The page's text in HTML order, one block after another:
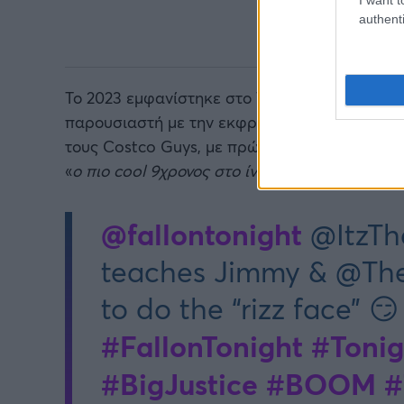
Το 2023 εμφανίστηκε στο The Tonight Show
παρουσιαστή με την εκφραστική του
τους Costco Guys, με πρώην παλαιστές, και
«ο πιο cool 9χρονος στο ίντερνετ
@fallontonight
teaches Jimmy &
to do the “rizz face” 😏
#FallonTonight
#BigJustice #BOOM